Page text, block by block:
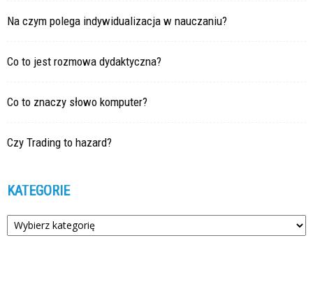
Na czym polega indywidualizacja w nauczaniu?
Co to jest rozmowa dydaktyczna?
Co to znaczy słowo komputer?
Czy Trading to hazard?
KATEGORIE
Kategorie